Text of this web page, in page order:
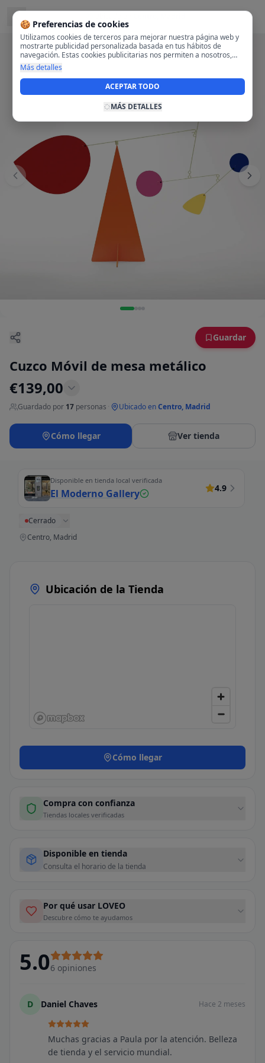
🍪 Preferencias de cookies
Utilizamos cookies de terceros para mejorar nuestra página web y
mostrarte publicidad personalizada basada en tus hábitos de
navegación. Estas cookies publicitarias nos permiten a nosotros,
analizar tu navegación en nuestra página y en internet para
mostrarte anuncios relevantes para ti. Al activarlas, aceptas el uso
de cookies para fines publicitarios y la recopilación y tratamiento de
tus datos de navegación, incluyendo la posible compartición de
Más detalles
ACEPTAR TODO
MÁS DETALLES
Guardar
Cuzco Móvil de mesa metálico
€139,00
Guardado por 17 personas Ubicado enCentro, Madrid
Cómo llegar Ver tienda
Disponible en tienda local verificada
El Moderno Gallery 4.9
Cerrado
Centro, Madrid
Ubicación de la Tienda
Cómo llegar
Compra con confianza
Tiendas locales verificadas
Disponible en tienda
Consulta el horario de la tienda
Por qué usar LOVEO
Descubre cómo te ayudamos
5.06 opiniones
D Daniel Chaves Hace 2 meses
Muchas gracias a Paula por la atención. Belleza
de tienda y el servicio mundial.